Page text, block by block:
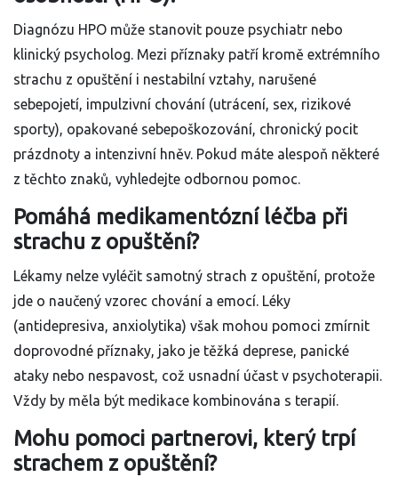
Diagnózu HPO může stanovit pouze psychiatr nebo
klinický psycholog. Mezi příznaky patří kromě extrémního
strachu z opuštění i nestabilní vztahy, narušené
sebepojetí, impulzivní chování (utrácení, sex, rizikové
sporty), opakované sebepoškozování, chronický pocit
prázdnoty a intenzivní hněv. Pokud máte alespoň některé
z těchto znaků, vyhledejte odbornou pomoc.
Pomáhá medikamentózní léčba při
strachu z opuštění?
Lékamy nelze vyléčit samotný strach z opuštění, protože
jde o naučený vzorec chování a emocí. Léky
(antidepresiva, anxiolytika) však mohou pomoci zmírnit
doprovodné příznaky, jako je těžká deprese, panické
ataky nebo nespavost, což usnadní účast v psychoterapii.
Vždy by měla být medikace kombinována s terapií.
Mohu pomoci partnerovi, který trpí
strachem z opuštění?